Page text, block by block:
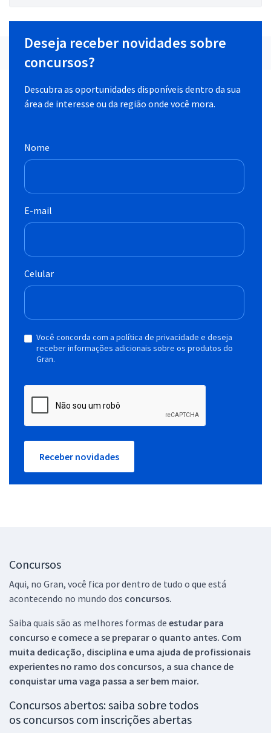
Deseja receber novidades sobre
concursos?
Descubra as oportunidades disponíveis dentro da sua
área de interesse ou da região onde você mora.
Nome
E-mail
Celular
Você concorda com a política de privacidade e deseja
receber informações adicionais sobre os produtos do
Gran.
Receber novidades
Concursos
Aqui, no Gran, você fica por dentro de tudo o que está
acontecendo no mundo dos concursos.
Saiba quais são as melhores formas de estudar para
concurso e comece a se preparar o quanto antes. Com
muita dedicação, disciplina e uma ajuda de profissionais
experientes no ramo dos concursos, a sua chance de
conquistar uma vaga passa a ser bem maior.
Concursos abertos: saiba sobre todos
os concursos com inscrições abertas